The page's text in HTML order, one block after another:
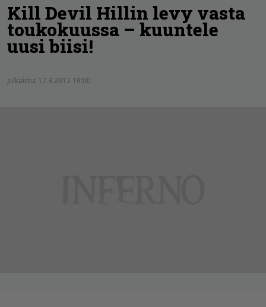
Kill Devil Hillin levy vasta
toukokuussa – kuuntele
uusi biisi!
Julkaistu: 17.3.2012 19:00